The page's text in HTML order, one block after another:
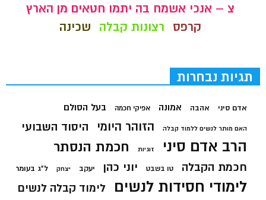
צ – אנכי אשמח בה יתמו חטאים מן הארץ
קרפס
רצונות קבלה שכינה
תגיות נבחרות
אדם סיני אהבה אמונה אפיקי חכמה בעל הסולם
האם מותר לנשים ללמוד קבלה הזוהר היומי היסוד השבועי
הרב אדם סיני זוגיות חכמת הנסתר
חכמת הקבלה טו בשבט יוני כהן יעקב יצחק ל"ג בעומר
לימודי חסידות לנשים לימוד קבלה לנשים